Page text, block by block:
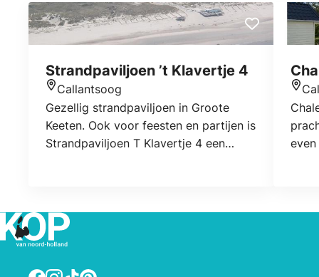
Strandpaviljoen ’t Klavertje 4
Locatie
Callantsoog
Gezellig strandpaviljoen in Groote
Keeten. Ook voor feesten en partijen is
Strandpaviljoen T Klavertje 4 een
Facebook
Instagram
TikTokPinterest